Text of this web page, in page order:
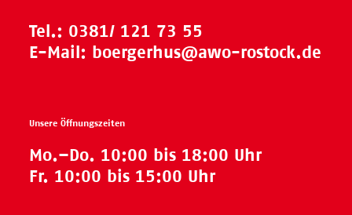
Tel.: 0381/ 121 73 55
E-Mail: boergerhus@awo-rostock.de
Unsere Öffnungszeiten
Mo.–Do. 10:00 bis 18:00 Uhr
Fr. 10:00 bis 15:00 Uhr